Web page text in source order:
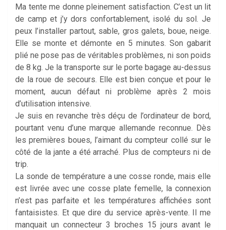
Ma tente me donne pleinement satisfaction. C’est un lit
de camp et j’y dors confortablement, isolé du sol. Je
peux l’installer partout, sable, gros galets, boue, neige.
Elle se monte et démonte en 5 minutes. Son gabarit
plié ne pose pas de véritables problèmes, ni son poids
de 8 kg. Je la transporte sur le porte bagage au-dessus
de la roue de secours. Elle est bien conçue et pour le
moment, aucun défaut ni problème après 2 mois
d’utilisation intensive.
Je suis en revanche très déçu de l’ordinateur de bord,
pourtant venu d’une marque allemande reconnue. Dès
les premières boues, l’aimant du compteur collé sur le
côté de la jante a été arraché. Plus de compteurs ni de
trip.
La sonde de température a une cosse ronde, mais elle
est livrée avec une cosse plate femelle, la connexion
n’est pas parfaite et les températures affichées sont
fantaisistes. Et que dire du service après-vente. Il me
manquait un connecteur 3 broches 15 jours avant le